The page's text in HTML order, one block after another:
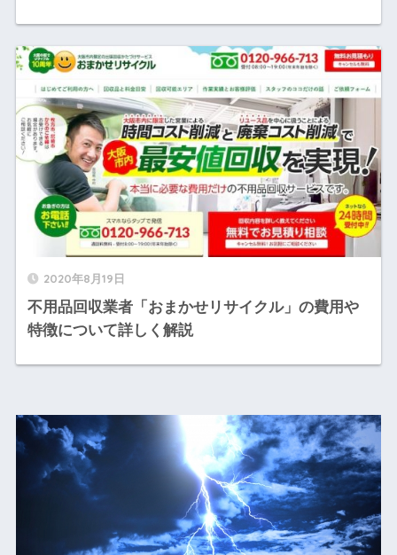
2020年8月19日
不用品回収業者「おまかせリサイクル」の費用や
特徴について詳しく解説